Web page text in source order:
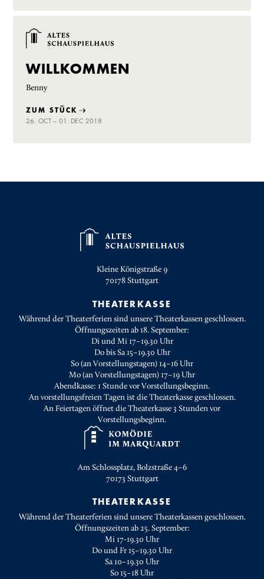
WILLKOMMEN
Benny
ZUM STÜCK
26. OCT – 01. DEC 2018
Kleine Königstraße 9
70178Stuttgart
THEATERKASSE
Während der Theaterferien sind unsere Theaterkassen geschlossen.
Öffnungszeiten ab 18. September:
Di und Mi 17–19.30 Uhr
Do bis Sa 15–19.30 Uhr
So (an Vorstellungstagen) 14–16 Uhr
Mo (an Vorstellungstagen) 17–19 Uhr
Abendkasse: 1 Stunde vor Vorstellungsbeginn.
An vorstellungsfreien Tagen ist die Theaterkasse geschlossen.
An Feiertagen öffnet die Theaterkasse 3 Stunden vor
Vorstellungsbeginn.
Am Schlossplatz, Bolzstraße 4–6
70173 Stuttgart
THEATERKASSE
Während der Theaterferien sind unsere Theaterkassen geschlossen.
Öffnungszeiten ab 25. September:
Mi 17-19.30 Uhr
Do und Fr 15–19.30 Uhr
Sa 10–19.30 Uhr
So 15–18 Uhr